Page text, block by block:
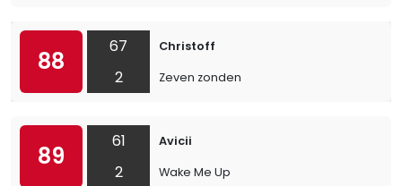
88
67
2
Christoff
Zeven zonden
89
61
2
Avicii
Wake Me Up